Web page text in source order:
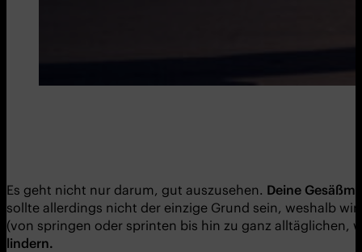
Es geht nicht nur darum, gut auszusehen. Deine
sollte allerdings nicht der einzige Grund sein, weshalb
(von springen oder sprinten bis hin zu ganz alltäglichen,
lindern.